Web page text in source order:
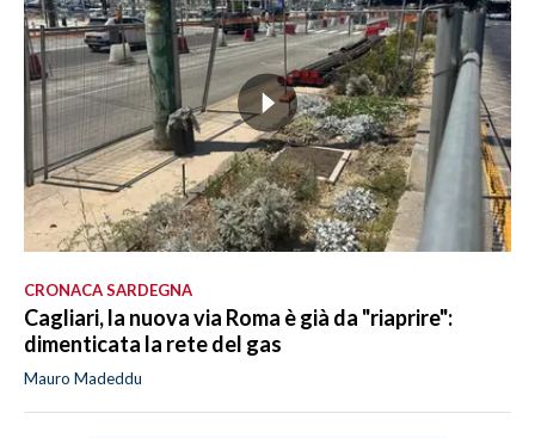
CRONACA SARDEGNA
Cagliari, la nuova via Roma è già da "riaprire":
dimenticata la rete del gas
Mauro Madeddu